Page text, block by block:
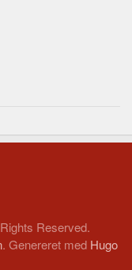
Reserved.
. Genereret med Hugo